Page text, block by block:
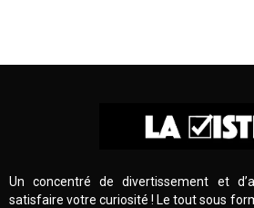
Un concentré de divertissement et
satisfaire votre curiosité ! Le tout sous